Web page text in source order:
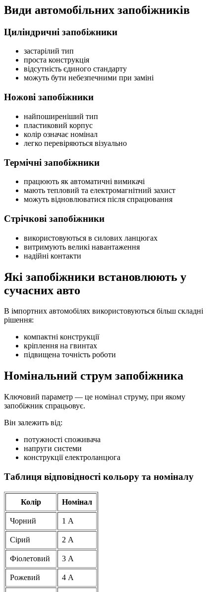
Види автомобільних запобіжників
Циліндричні запобіжники
застарілий тип
проста конструкція
відсутність єдиного стандарту
можуть бути небезпечними при заміні
Ножові запобіжники
найпоширеніший тип
пластиковий корпус
колір означає номінал
легко перевіряються візуально
Термічні запобіжники
працюють як автоматичні вимикачі
мають тепловий та електромагнітний захист
можуть відновлюватися після спрацювання
Стрічкові запобіжники
використовуються в силових ланцюгах
витримують великі навантаження
надійні контакти
Які запобіжники встановлюють у
сучасних авто
В імпортних автомобілях використовуються більш складні
рішення:
компактні конструкції
кріплення на гвинтах
підвищена точність роботи
Номінальний струм запобіжника
Ключовий параметр — це номінал струму, при якому
запобіжник спрацьовує.
Він залежить від:
потужності споживача
напруги системи
конструкції електроланцюга
Таблиця відповідності кольору та номіналу
Колір Номінал
Чорний 1 А
Сірий 2 А
Фіолетовий 3 А
Рожевий 4 А